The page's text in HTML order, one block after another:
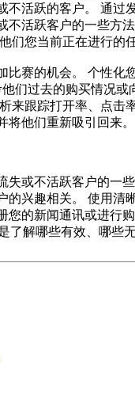
不活跃的客户。 通
不活跃客户的一些方
们您当前正在进行的
比赛的机会。 个性
们过去的购买情况
来跟踪打开率、点
他们重新吸引回来。
失或不活跃客户的一
的兴趣相关。 使用
您的新闻通讯或进行
解哪些有效、哪些无